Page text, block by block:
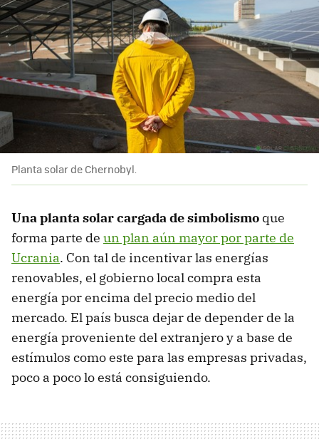
Planta solar de Chernobyl.
Una planta solar cargada de simbolismo que
forma parte de un plan aún mayor por parte de
Ucrania. Con tal de incentivar las energías
renovables, el gobierno local compra esta
energía por encima del precio medio del
mercado. El país busca dejar de depender de la
energía proveniente del extranjero y a base de
estímulos como este para las empresas privadas,
poco a poco lo está consiguiendo.